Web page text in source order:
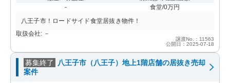
-
食堂/0万円
八王子市！ロードサイド食堂居抜き物件！
取扱会社: －
譲渡No.：11563
公開日：2025-07-18
募集終了
八王子市（八王子）地上1階店舗の居抜き売却
案件